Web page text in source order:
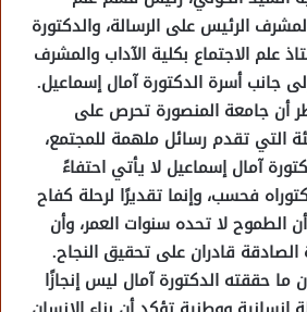
الرئيس على الرسالة، والدكتورة
علم الاجتماع بكلية الآداب والمشرف
جانب أسرة الدكتورة آمال إسماعيل.
أن جامعة المنصورة تحرص على
التي تقدم رسائل ملهمة للمجتمع،
آمال إسماعيل لا يأتي احتفاءً
فحسب، وإنما تقديرًا لرحلة كفاح
الطموح لا تحده سنوات العمر، وأن
الصادقة قادران على تحقيق النجاح.
حققته الدكتورة آمال ليس إنجازًا